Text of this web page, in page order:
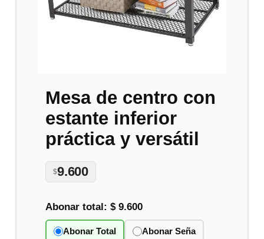
Mesa de centro con
estante inferior
práctica y versátil
$9.600
Abonar total:$ 9.600
Abonar Total Abonar Seña